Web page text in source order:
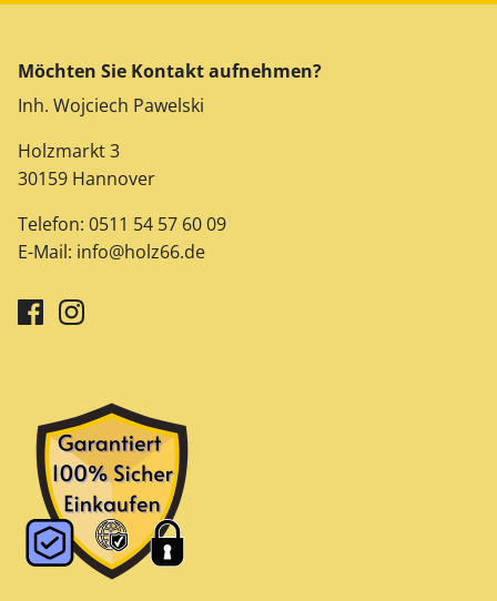
Möchten Sie Kontakt aufnehmen?
Inh. Wojciech Pawelski
Holzmarkt 3
30159 Hannover
Telefon: 0511 54 57 60 09
E-Mail: info@holz66.de